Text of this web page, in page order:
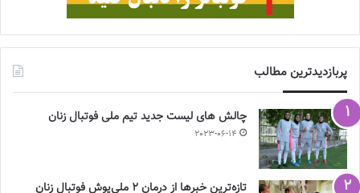
پربازدیدترین مطالب
چالش هاى ليست جدید تيم ملى فوتبال زنان
2023-06-14
تازه‌ترین خبرها از درمان ۲ ملی‌پوش فوتبال زنان